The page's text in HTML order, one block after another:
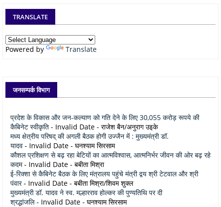
TRANSLATE
Powered by Translate
जनसम्पर्क विभाग
प्रदेश के विकास और जन-कल्याण को गति देने के लिए 30,055 करोड़ रूपये की
कैबिनेट स्वीकृति - Invalid Date - राजेश बैन/अनुराग उइके
मध्य क्षेत्रीय परिषद् की अगली बैठक होगी उज्जैन में : मुख्यमंत्री डॉ.
यादव - Invalid Date - घनश्याम सिरसाम
कौशल प्रशिक्षण से बढ़ रहा बेटियों का आत्मविश्वास, आत्मनिर्भर जीवन की ओर बढ़ रहे
कदम- Invalid Date - बबीता मिश्रा
ई-रिक्शा से कैबिनेट बैठक के लिए मंत्रालय पहुंचे मंत्री द्वय श्री टेटवाल और श्री
पंवार- Invalid Date - बबीता मिश्रा/शिवम शुक्ल
मुख्यमंत्री डॉ. यादव ने स्व. मल्हारराव होल्कर की पुण्यतिथि पर दी
श्रद्धांजलि- Invalid Date - घनश्याम सिरसाम